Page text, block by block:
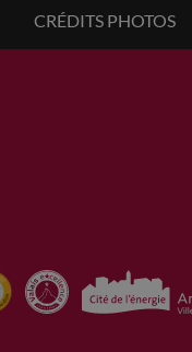
CRÉDITS PHOTOS